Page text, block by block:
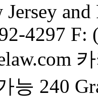
4297 F:
능 240